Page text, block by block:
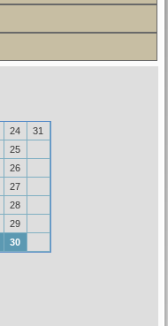
24
31
25
26
27
28
29
30